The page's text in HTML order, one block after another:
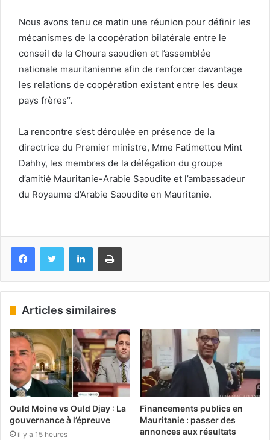
Nous avons tenu ce matin une réunion pour définir les
mécanismes de la coopération bilatérale entre le
conseil de la Choura saoudien et l’assemblée
nationale mauritanienne afin de renforcer davantage
les relations de coopération existant entre les deux
pays frères’’.
La rencontre s’est déroulée en présence de la
directrice du Premier ministre, Mme Fatimettou Mint
Dahhy, les membres de la délégation du groupe
d’amitié Mauritanie-Arabie Saoudite et l’ambassadeur
du Royaume d’Arabie Saoudite en Mauritanie.
FacebookTwitter LinkedinImprimer
Articles similaires
Ould Moine vs Ould Djay : La
gouvernance à l’épreuve
il y a 15 heures
Financements publics en
Mauritanie : passer des
annonces aux résultats